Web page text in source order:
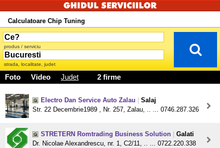
Calculatoare Chip Tuning
produs / serviciu
strada, localitate, judet
Foto Video Judet 2 firme
Electro Dan Service Auto Zalau
Salaj
Str. 22 Decembrie1989 , Nr. 257, Zalau, .. ... 0746.287.326
STRETERN Romtrading Business Solution
Galati
Dr. Nicolae Alexandrescu, nr. 1, C2/11, .. ... 0722.220.338